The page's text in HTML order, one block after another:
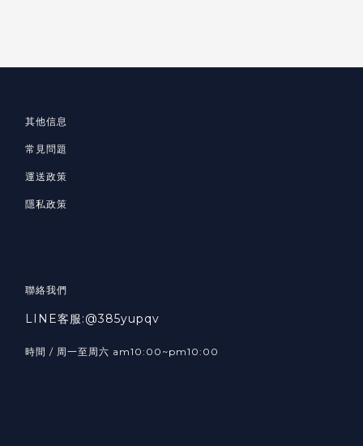
其他信息
常見問題
運送政策
隱私政策
聯絡我們
LINE客服:@385yupqv
時間 / 周一至周六 am10:00~pm10:00